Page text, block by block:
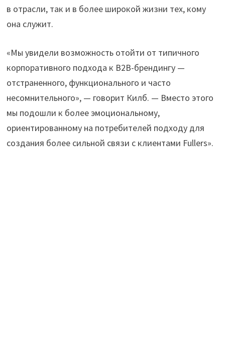
в отрасли, так и в более широкой жизни тех, кому
она служит.
«Мы увидели возможность отойти от типичного
корпоративного подхода к B2B-брендингу —
отстраненного, функционального и часто
несомнительного», — говорит Килб. — Вместо этого
мы подошли к более эмоциональному,
ориентированному на потребителей подходу для
создания более сильной связи с клиентами Fullers».